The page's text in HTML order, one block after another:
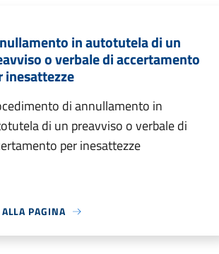
in autotutela di un
o verbale di accertamento
inesattezze
di annullamento in
di un preavviso o verbale di
per inesattezze
PAGINA